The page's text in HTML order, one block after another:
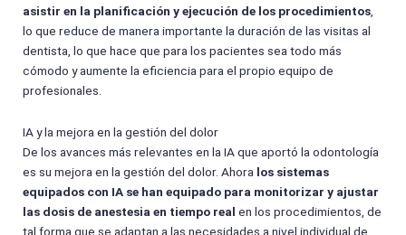
asistir en la planificación y ejecución de los procedimientos
lo que reduce de manera importante la duración de las visitas al
dentista, lo que hace que para los pacientes sea todo más
cómodo y aumente la eficiencia para el propio equipo de
profesionales.
IA y la mejora en la gestión del dolor
De los avances más relevantes en la IA que aportó la odontología
es su mejora en la gestión del dolor. Ahora los sistemas
equipados con IA se han equipado para monitorizar y ajustar
las dosis de anestesia en tiempo real en los procedimientos, de
tal forma que se adaptan a las necesidades a nivel individual de